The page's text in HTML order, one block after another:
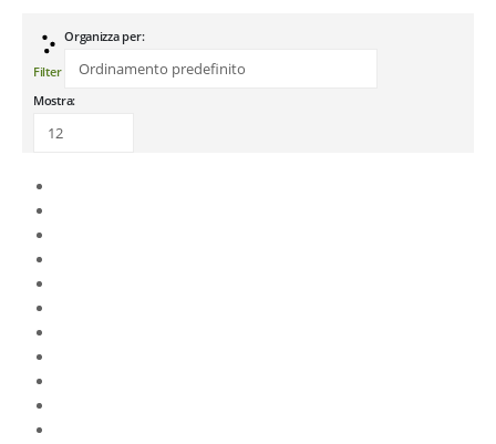
Filter
Organizza per:
Mostra: